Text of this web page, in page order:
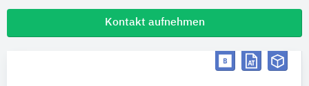
Kontakt aufnehmen